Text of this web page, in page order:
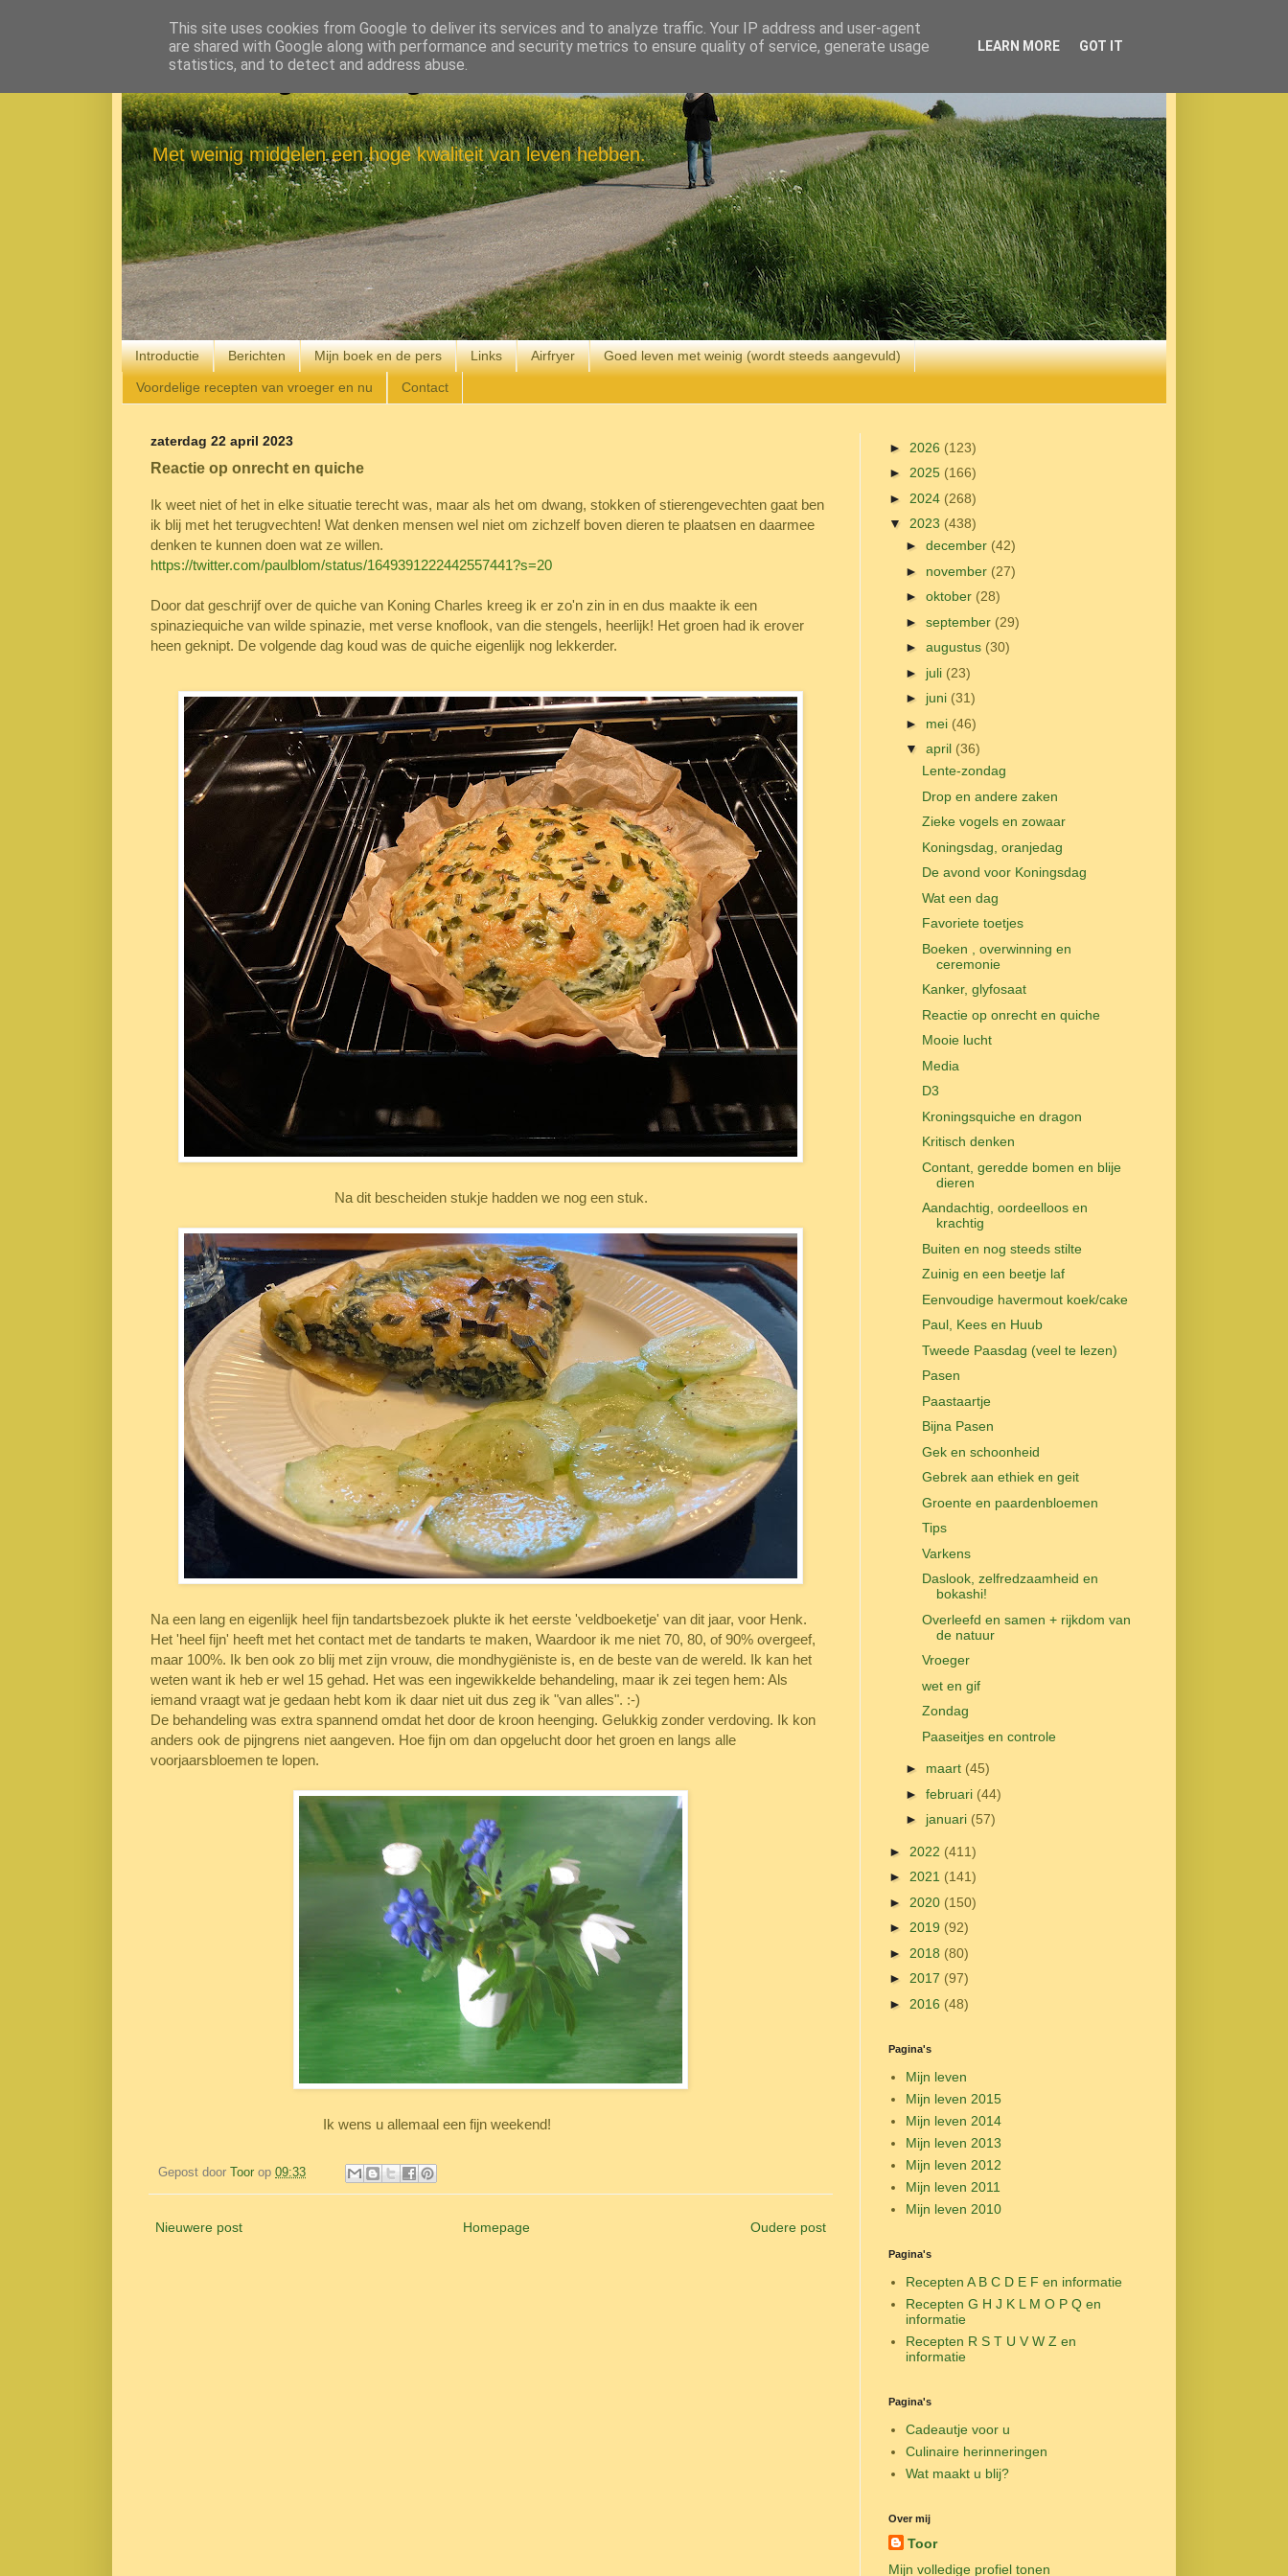
Eenvoudig Gelukkig
Met weinig middelen een hoge kwaliteit van leven hebben.
Introductie Berichten Mijn boek en de pers Links Airfryer Goed leven met weinig (wordt steeds aangevuld)
Voordelige recepten van vroeger en nu Contact
zaterdag 22 april 2023
Reactie op onrecht en quiche
k weet niet of het in elke situatie terecht was, maar als het om dwang, stokken of stierengevechten gaat ben
ik blij met het terugvechten! Wat denken mensen wel niet om zichzelf boven dieren te plaatsen en daarmee
denken te kunnen doen wat ze willen.
https://twitter.com/paulblom/status/1649391222442557441?s=20
Door dat geschrijf over de quiche van Koning Charles kreeg ik er zo'n zin in en dus maakte ik een
spinaziequiche van wilde spinazie, met verse knoflook, van die stengels, heerlijk! Het groen had ik erover
heen geknipt. De volgende dag koud was de quiche eigenlijk nog lekkerder.
Na dit bescheiden stukje hadden we nog een stuk.
Na een lang en eigenlijk heel fijn tandartsbezoek plukte ik het eerste 'veldboeketje' van dit jaar, voor Henk.
Het 'heel fijn' heeft met het contact met de tandarts te maken, Waardoor ik me niet 70, 80, of 90% overgeef,
maar 100%. Ik ben ook zo blij met zijn vrouw, die mondhygiëniste is, en de beste van de wereld. Ik kan het
weten want ik heb er wel 15 gehad. Het was een ingewikkelde behandeling, maar ik zei tegen hem: Als
iemand vraagt wat je gedaan hebt kom ik daar niet uit dus zeg ik "van alles". :-)
De behandeling was extra spannend omdat het door de kroon heenging. Gelukkig zonder verdoving. Ik kon
anders ook de pijngrens niet aangeven. Hoe fijn om dan opgelucht door het groen en langs alle
voorjaarsbloemen te lopen.
Ik wens u allemaal een fijn weekend!
Gepost door Toor op 09:33
Nieuwere post Oudere post
Homepage
► 2026 (123)
► 2025 (166)
► 2024 (268)
▼ 2023 (438)
► december (42)
► november (27)
► oktober (28)
► september (29)
► augustus (30)
► juli (23)
► juni (31)
► mei (46)
▼ april (36)
Lente-zondag
Drop en andere zaken
Zieke vogels en zowaar
Koningsdag, oranjedag
De avond voor Koningsdag
Wat een dag
Favoriete toetjes
Boeken , overwinning en
ceremonie
Kanker, glyfosaat
Reactie op onrecht en quiche
Mooie lucht
Media
D3
Kroningsquiche en dragon
Kritisch denken
Contant, geredde bomen en blije
dieren
Aandachtig, oordeelloos en
krachtig
Buiten en nog steeds stilte
Zuinig en een beetje laf
Eenvoudige havermout koek/cake
Paul, Kees en Huub
Tweede Paasdag (veel te lezen)
Pasen
Paastaartje
Bijna Pasen
Gek en schoonheid
Gebrek aan ethiek en geit
Groente en paardenbloemen
Tips
Varkens
Daslook, zelfredzaamheid en
bokashi!
Overleefd en samen + rijkdom van
de natuur
Vroeger
wet en gif
Zondag
Paaseitjes en controle
► maart (45)
► februari (44)
► januari (57)
► 2022 (411)
► 2021 (141)
► 2020 (150)
► 2019 (92)
► 2018 (80)
► 2017 (97)
► 2016 (48)
Pagina's
Mijn leven
Mijn leven 2015
Mijn leven 2014
Mijn leven 2013
Mijn leven 2012
Mijn leven 2011
Mijn leven 2010
Pagina's
Recepten A B C D E F en informatie
Recepten G H J K L M O P Q en
informatie
Recepten R S T U V W Z en
informatie
Pagina's
Cadeautje voor u
Culinaire herinneringen
Wat maakt u blij?
Over mij
Toor
Mijn volledige profiel tonen
This site uses cookies from Google to deliver its services and to analyze traffic. Your IP address and user-agent
are shared with Google along with performance and security metrics to ensure quality of service, generate usage
statistics, and to detect and address abuse.
LEARN MORE GOT IT